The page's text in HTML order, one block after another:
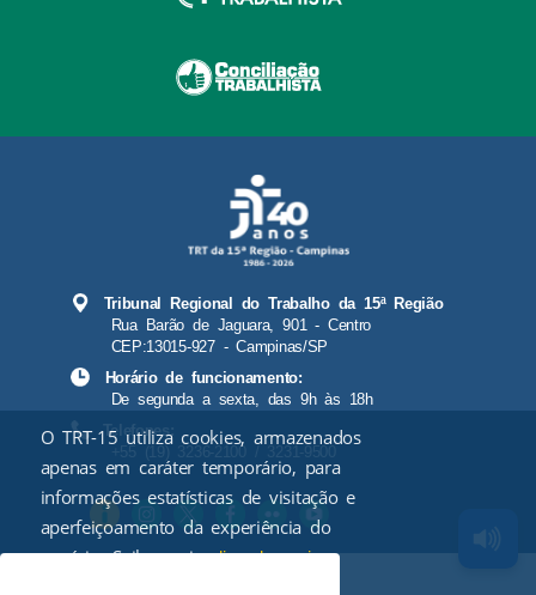
Tribunal Regional do Trabalho da 15ª Região
Rua Barão de Jaguara, 901 - Centro
CEP:13015-927 - Campinas/SP
Horário de funcionamento:
De segunda a sexta, das 9h às 18h
Telefones:
+55 (19) 3236-2100 / 3231-9500
O TRT-15 utiliza cookies, armazenados
apenas em caráter temporário, para
informações estatísticas de visitação e
aperfeiçoamento da experiência do
usuário. Saiba maisclicando aqui.